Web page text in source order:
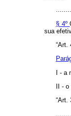
§ 4º
sua
I - a
II -